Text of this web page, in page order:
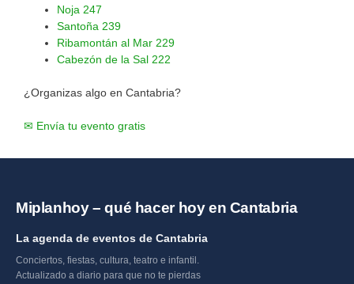
Noja 247
Santoña 239
Ribamontán al Mar 229
Cabezón de la Sal 222
¿Organizas algo en Cantabria?
✉ Envía tu evento gratis
Miplanhoy – qué hacer hoy en Cantabria
La agenda de eventos de Cantabria
Conciertos, fiestas, cultura, teatro e infantil.
Actualizado a diario para que no te pierdas